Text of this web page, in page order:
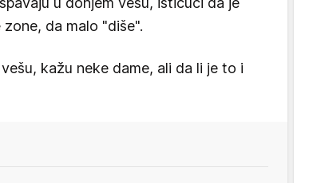
da malo "diše".
kažu neke dame, ali da li je to i